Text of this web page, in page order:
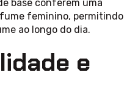
base conferem uma
feminino, permitindo
ao longo do dia.
e